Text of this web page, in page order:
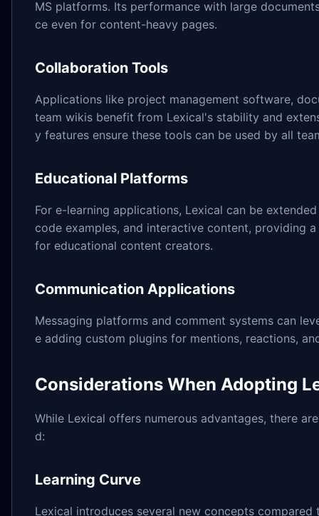
MS platforms. Its performance with large
ce even for content-heavy pages.
Collaboration Tools
Applications like project management software,
team wikis benefit from Lexical's stability and
y features ensure these tools can be used by all
Educational Platforms
For e-learning applications, Lexical can be
code examples, and interactive content, providing
for educational content creators.
Communication Applications
Messaging platforms and comment systems can
e adding custom plugins for mentions, reactions,
Considerations When Adopting
While Lexical offers numerous advantages, there
d:
Learning Curve
Lexical introduces several new concepts